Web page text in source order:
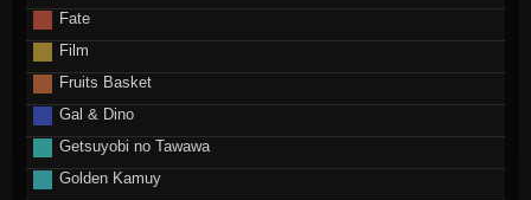
Fate
Film
Fruits Basket
Gal & Dino
Getsuyobi no Tawawa
Golden Kamuy